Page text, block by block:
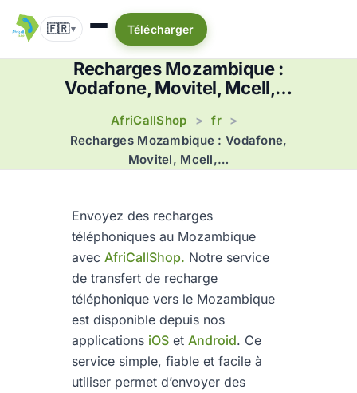
🇫🇷▾ Télécharger
Recharges Mozambique :
Vodafone, Movitel, Mcell,…
AfriCallShop > fr >
Recharges Mozambique : Vodafone,
Movitel, Mcell,…
Envoyez des recharges
téléphoniques au Mozambique
avec AfriCallShop. Notre service
de transfert de recharge
téléphonique vers le Mozambique
est disponible depuis nos
applications iOS et Android. Ce
service simple, fiable et facile à
utiliser permet d’envoyer des